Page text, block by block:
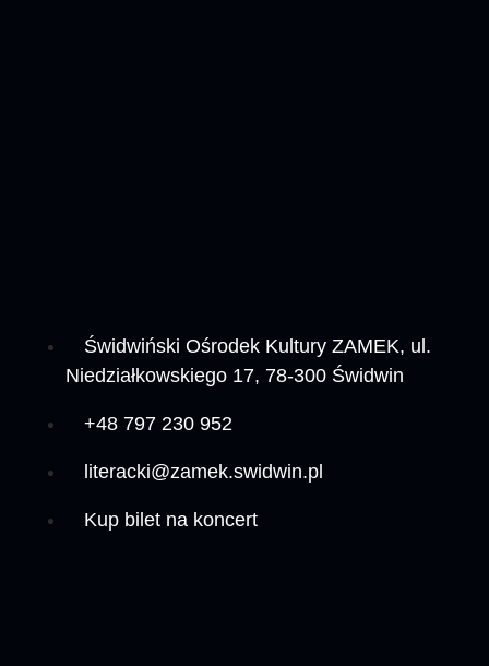
Świdwiński Ośrodek Kultury ZAMEK, ul.
Niedziałkowskiego 17, 78-300 Świdwin
+48 797 230 952
literacki@zamek.swidwin.pl
Kup bilet na koncert